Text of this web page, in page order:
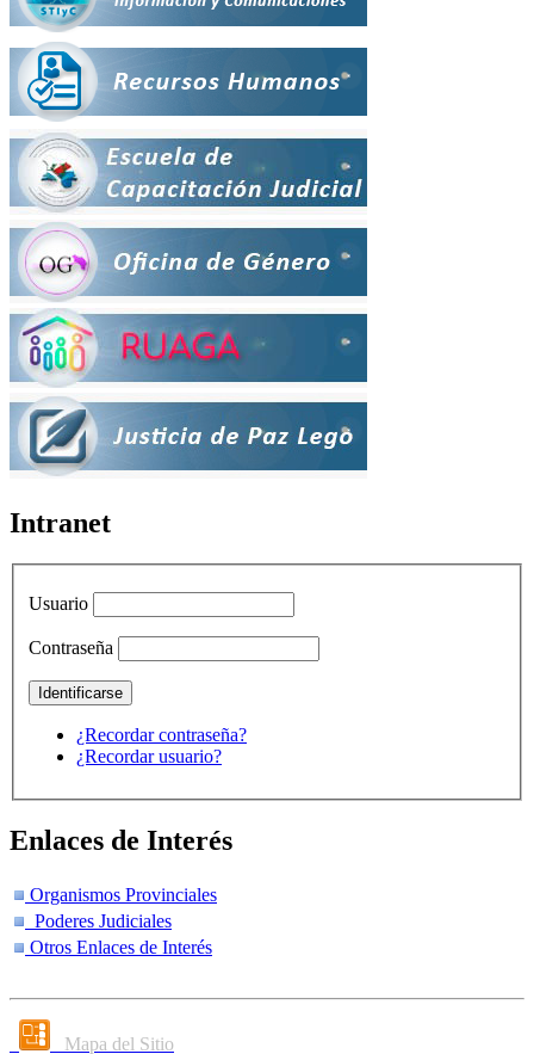
Intranet
Usuario
Contraseña
¿Recordar contraseña?
¿Recordar usuario?
Enlaces de Interés
Organismos Provinciales
Poderes Judiciales
Otros Enlaces de Interés
Mapa del Sitio